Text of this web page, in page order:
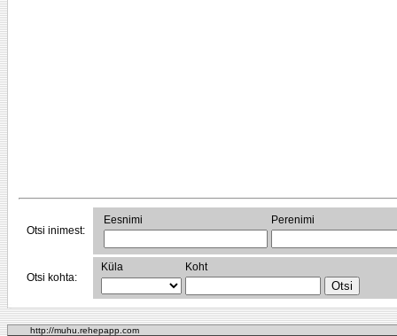
Otsi inimest:
Eesnimi Perenimi
Otsi kohta:
Küla Koht
http://muhu.rehepapp.com